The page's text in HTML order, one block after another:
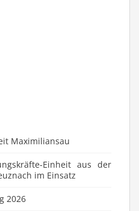
Maximiliansau
Einheit aus der
im Einsatz
2026